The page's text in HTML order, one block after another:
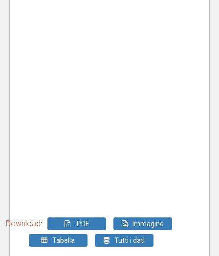
Download: PDF Immagine
Tabella Tutti i dati